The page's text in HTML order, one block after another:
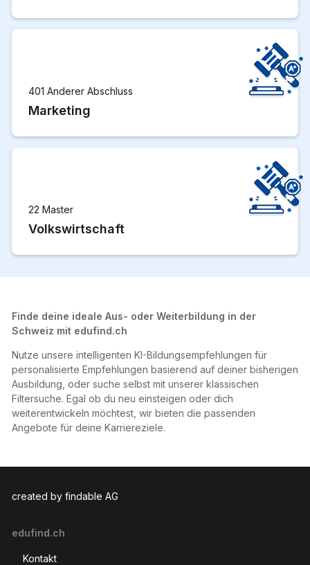
401 Anderer Abschluss
Marketing
22 Master
Volkswirtschaft
Finde deine ideale Aus- oder Weiterbildung in der
Schweiz mit edufind.ch
Nutze unsere intelligenten KI-Bildungsempfehlungen für
personalisierte Empfehlungen basierend auf deiner bisherigen
Ausbildung, oder suche selbst mit unserer klassischen
Filtersuche. Egal ob du neu einsteigen oder dich
weiterentwickeln möchtest, wir bieten die passenden
Angebote für deine Karriereziele.
created by findable AG
edufind.ch
Kontakt